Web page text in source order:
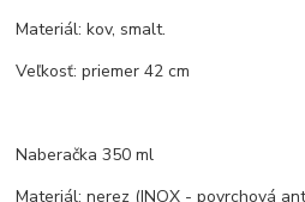
Materiál: kov, smalt.
Veľkosť: priemer 42 cm
Naberačka 350 ml
Materiál: nerez (INOX - povrchová